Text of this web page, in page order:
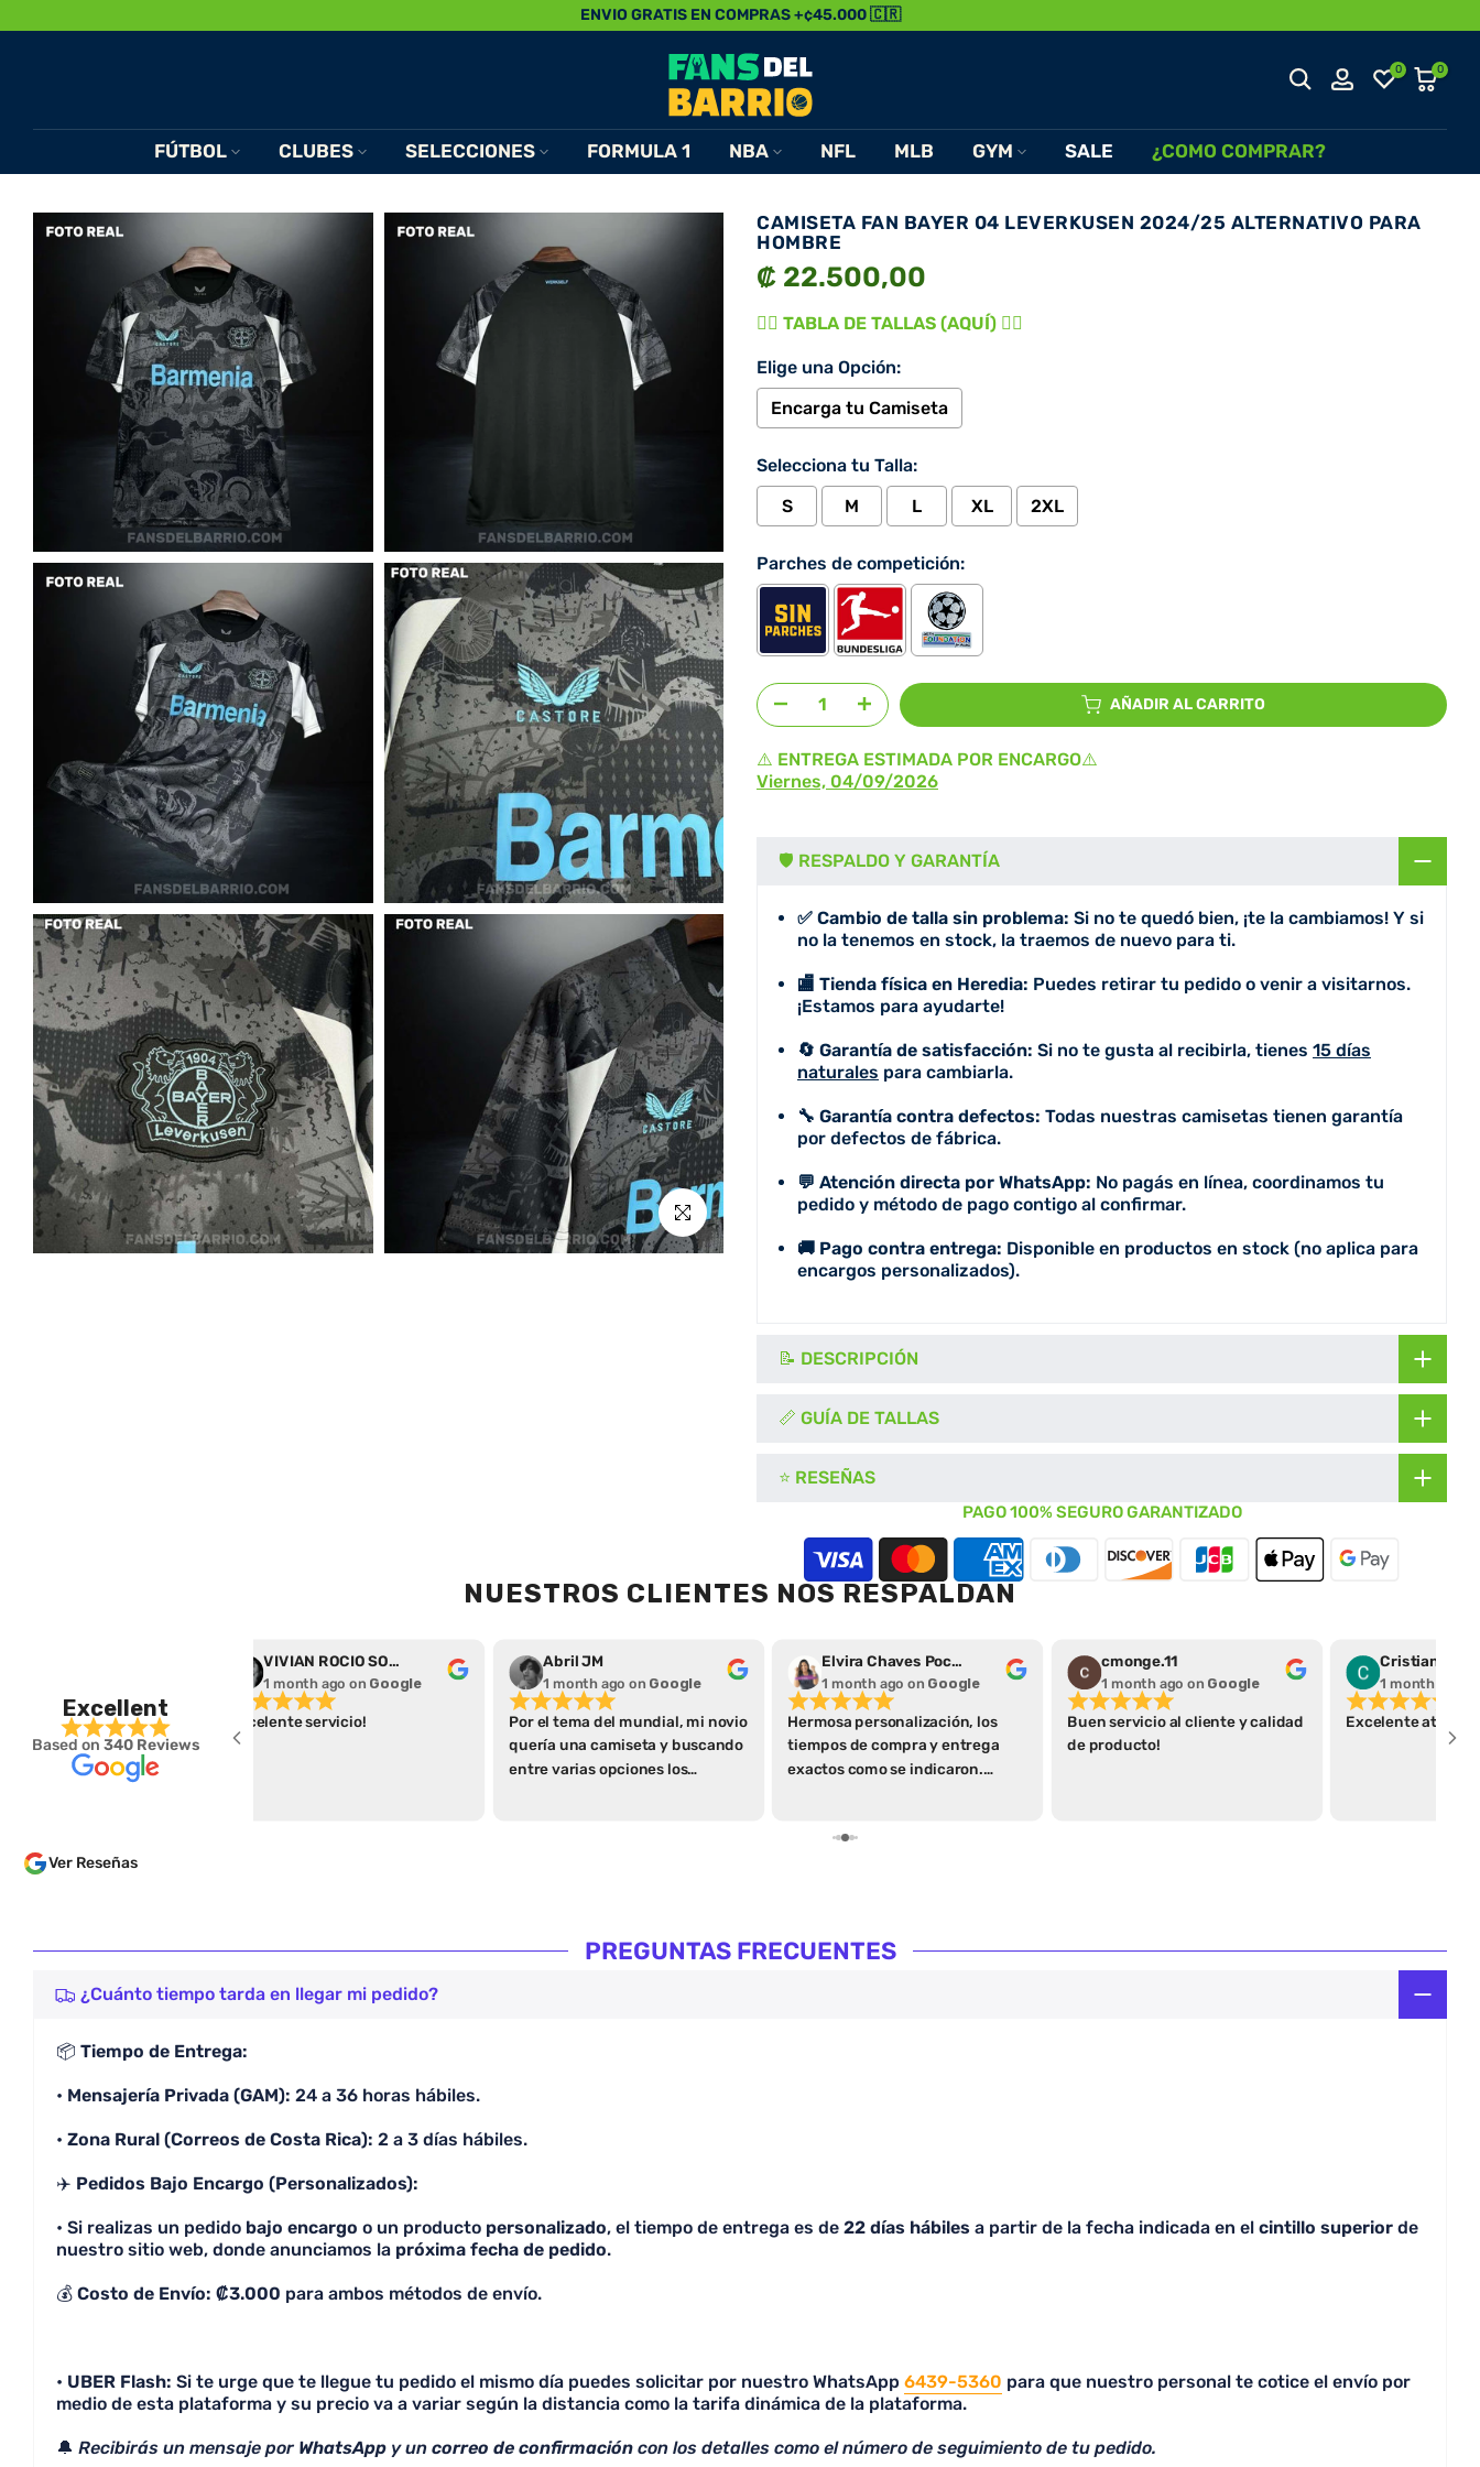
ENVIO GRATIS EN COMPRAS +¢45.000 🇨🇷
0 0
FÚTBOL CLUBES SELECCIONES FORMULA 1 NBA NFL MLB GYM SALE ¿COMO COMPRAR?
Click para agrandar
CAMISETA FAN BAYER 04 LEVERKUSEN 2024/25 ALTERNATIVO PARA
HOMBRE
₡ 22.500,00
👉🏾 TABLA DE TALLAS (AQUÍ) 👈🏾
Elige una Opción:
Encarga tu Camiseta
Selecciona tu Talla:
S
M L XL 2XL
Parches de competición:
Agregar selección AÑADIR AL CARRITO
⚠️ ENTREGA ESTIMADA POR ENCARGO⚠️
Viernes, 04/09/2026
🛡️ RESPALDO Y GARANTÍA
✅ Cambio de talla sin problema: Si no te quedó bien, ¡te la cambiamos! Y si
no la tenemos en stock, la traemos de nuevo para ti.
🏬 Tienda física en Heredia: Puedes retirar tu pedido o venir a visitarnos.
¡Estamos para ayudarte!
🔄 Garantía de satisfacción: Si no te gusta al recibirla, tienes 15 días
naturales para cambiarla.
🔧 Garantía contra defectos: Todas nuestras camisetas tienen garantía
por defectos de fábrica.
💬 Atención directa por WhatsApp: No pagás en línea, coordinamos tu
pedido y método de pago contigo al confirmar.
🚚 Pago contra entrega: Disponible en productos en stock (no aplica para
encargos personalizados).
📝 DESCRIPCIÓN
📏 GUÍA DE TALLAS
⭐ RESEÑAS
PAGO 100% SEGURO GARANTIZADO
NUESTROS CLIENTES NOS RESPALDAN
Excellent
Based on 340 Reviews
un excelente
súper fácil para hacer el
cumplieron con el
VIVIAN ROCIO SOTO DURAN
1 month ago on Google
Excelente servicio!
Abril JM
1 month ago on Google
Por el tema del mundial, mi novio
quería una camiseta y buscando
entre varias opciones los
las guías de tallas y demás,
a los que quieran comprar
eso, lo cual no me parece justo
solamente porque no lean. 100%
Recomendado, la calidad es
quiere adquirir sus camisetas
con ellos a partir de hoy!
Elvira Chaves Pochet
1 month ago on Google
Hermosa personalización, los
tiempos de compra y entrega
exactos como se indicaron.
cmonge.11
1 month ago on Google
Buen servicio al cliente y calidad
de producto!
Cristian
1 month ago
Excelente
Ver Reseñas
PREGUNTAS FRECUENTES
¿Cuánto tiempo tarda en llegar mi pedido?
📦 Tiempo de Entrega:
• Mensajería Privada (GAM): 24 a 36 horas hábiles.
• Zona Rural (Correos de Costa Rica): 2 a 3 días hábiles.
✈️ Pedidos Bajo Encargo (Personalizados):
• Si realizas un pedido bajo encargo o un producto personalizado, el tiempo de entrega es de 22 días hábiles a partir de la fecha indicada en el cintillo superior de
nuestro sitio web, donde anunciamos la próxima fecha de pedido.
💰 Costo de Envío: ₡3.000 para ambos métodos de envío.
• UBER Flash: Si te urge que te llegue tu pedido el mismo día puedes solicitar por nuestro WhatsApp 6439-5360 para que nuestro personal te cotice el envío por
medio de esta plataforma y su precio va a variar según la distancia como la tarifa dinámica de la plataforma.
🔔 Recibirás un mensaje por WhatsApp y un correo de confirmación con los detalles como el número de seguimiento de tu pedido.